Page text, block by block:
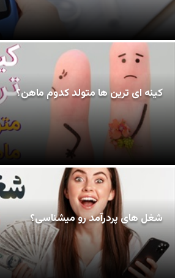
کینه ای ترین ها متولد کدوم ماهن؟
شغل های پردرآمد رو میشناسی؟